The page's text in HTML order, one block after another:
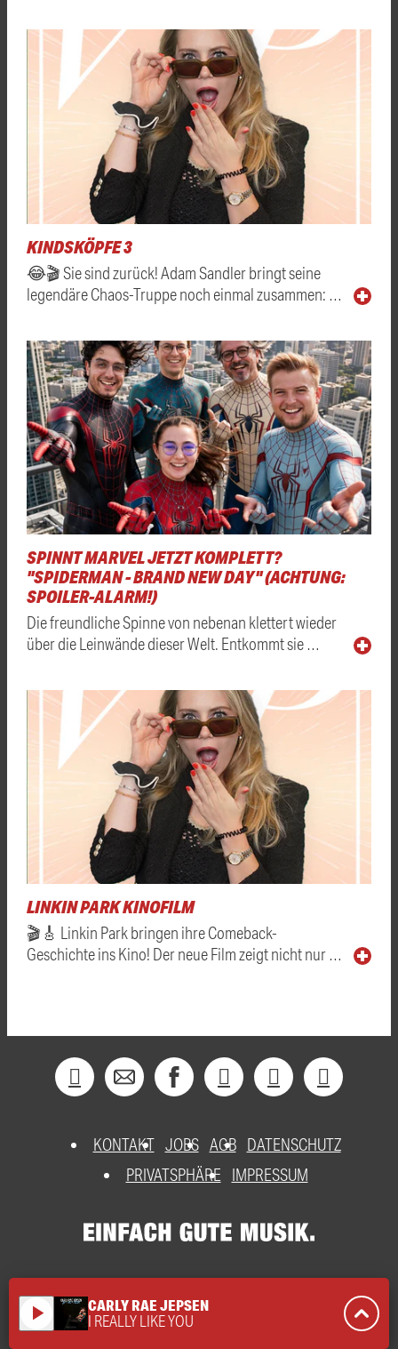
KINDSKÖPFE 3
😂🎬 Sie sind zurück! Adam Sandler bringt seine
legendäre Chaos-Truppe noch einmal zusammen: …
SPINNT MARVEL JETZT KOMPLETT?
"SPIDERMAN - BRAND NEW DAY" (ACHTUNG:
SPOILER-ALARM!)
Die freundliche Spinne von nebenan klettert wieder
über die Leinwände dieser Welt. Entkommt sie …
LINKIN PARK KINOFILM
🎬🎸 Linkin Park bringen ihre Comeback-
Geschichte ins Kino! Der neue Film zeigt nicht nur …
KONTAKT JOBS AGB DATENSCHUTZ
PRIVATSPHÄRE
IMPRESSUM
play_arrow CARLY RAE JEPSEN
I REALLY LIKE YOU